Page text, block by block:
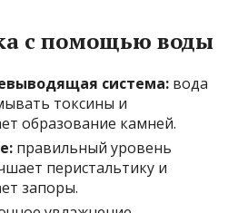
с помощью воды
система: вода
токсины и
образование камней.
правильный уровень
перистальтику и
запоры.